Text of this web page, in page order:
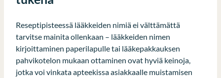
Reseptipisteessä lääkkeiden nimiä ei välttämättä
tarvitse mainita ollenkaan – lääkkeiden nimen
kirjoittaminen paperilapulle tai lääkepakkauksen
pahvikotelon mukaan ottaminen ovat hyviä keinoja,
jotka voi vinkata apteekissa asiakkaalle muistamisen